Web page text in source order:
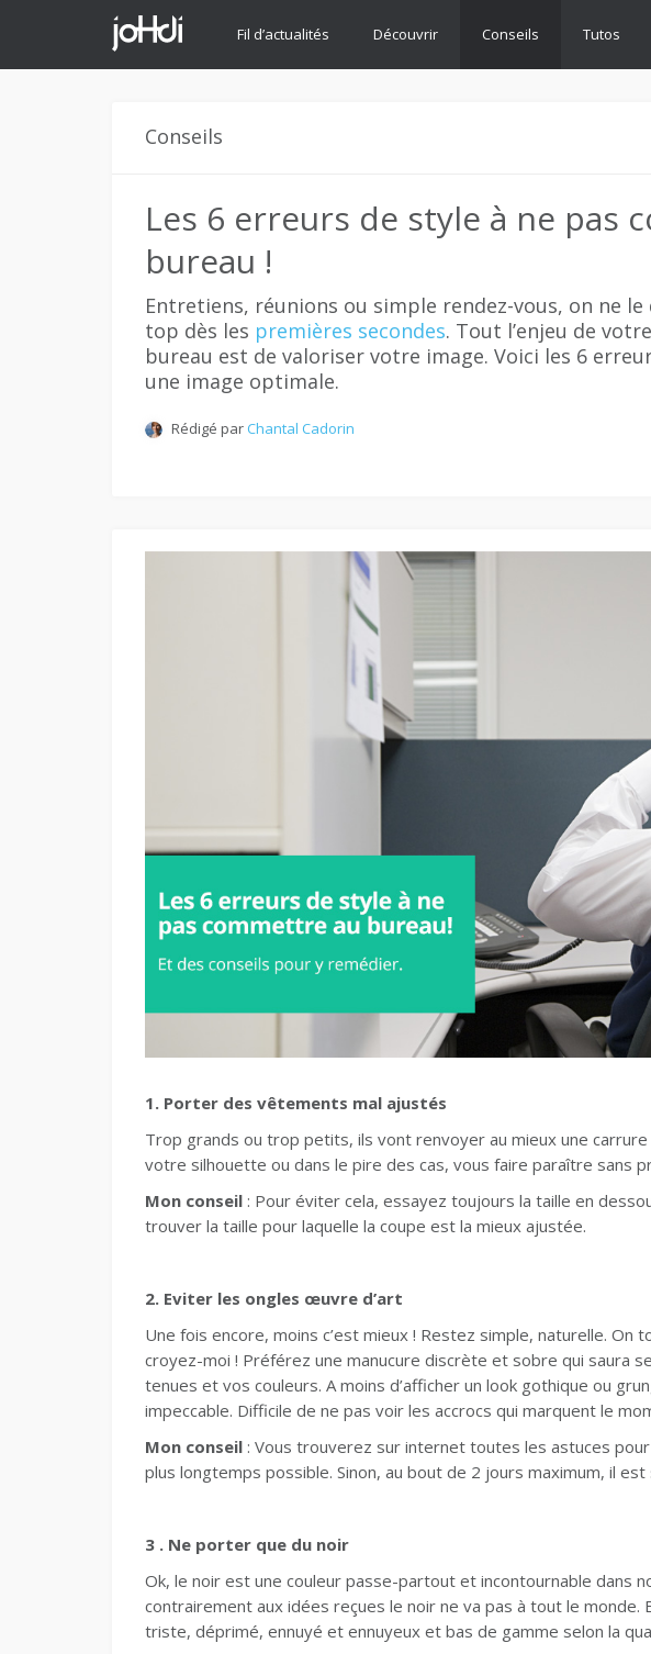
Fil d’actualités Découvrir Conseils Tutos
Conseils
Les 6 erreurs de style à ne pas
bureau !
Entretiens, réunions ou simple rendez-vous, on ne le
top dès les premières secondes. Tout l’enjeu de
bureau est de valoriser votre image. Voici les 6
une image optimale.
Rédigé par Chantal Cadorin
1. Porter des vêtements mal ajustés
Trop grands ou trop petits, ils vont renvoyer au mieux une
votre silhouette ou dans le pire des cas, vous faire paraître sans
Mon conseil : Pour éviter cela, essayez toujours la taille en
trouver la taille pour laquelle la coupe est la mieux ajustée.
2. Eviter les ongles œuvre d’art
Une fois encore, moins c’est mieux ! Restez simple, naturelle. On
croyez-moi ! Préférez une manucure discrète et sobre qui saura
tenues et vos couleurs. A moins d’afficher un look gothique ou
impeccable. Difficile de ne pas voir les accrocs qui marquent le
Mon conseil : Vous trouverez sur internet toutes les astuces
plus longtemps possible. Sinon, au bout de 2 jours maximum, il
3 . Ne porter que du noir
Ok, le noir est une couleur passe-partout et incontournable dans
contrairement aux idées reçues le noir ne va pas à tout le monde.
triste, déprimé, ennuyé et ennuyeux et bas de gamme selon la